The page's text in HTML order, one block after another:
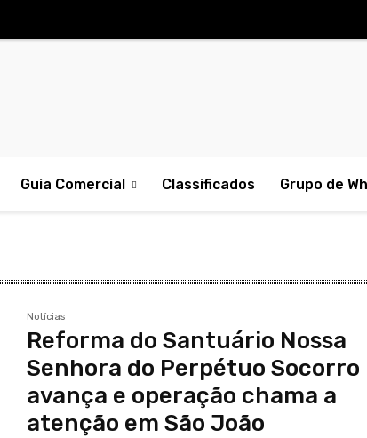
Guia Comercial Classificados Grupo de
Notícias
Reforma do Santuário Nossa
Senhora do Perpétuo Socorro
avança e operação chama a
atenção em São João